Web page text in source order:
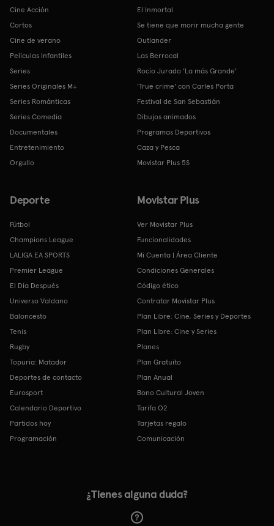
Cine Acción
Cortos
Cine de verano
Películas Infantiles
Series
Series Originales M+
Series Románticas
Series Comedia
Documentales
Entretenimiento
Orgullo
El Inmortal
Se tiene que morir mucha gente
Outlander
Las Berrocal
Rocío Jurado 'La más Grande'
'True crime' con Carles Porta
Festival de San Sebastián
Dibujos animados
Programas Deportivos
Caza y Pesca
Movistar Plus 5S
Deporte
Fútbol
Champions League
LALIGA EA SPORTS
Premier League
El Día Después
Universo Valdano
Baloncesto
Tenis
Rugby
Topuria: Matador
Deportes de contacto
Eurosport
Calendario Deportivo
Partidos hoy
Programación
Movistar Plus
Ver Movistar Plus
Funcionalidades
Mi Cuenta | Área Cliente
Condiciones Generales
Código ético
Contratar Movistar Plus
Plan Libre: Cine, Series y Deportes
Plan Libre: Cine y Series
Planes
Plan Gratuito
Plan Anual
Bono Cultural Joven
Tarifa O2
Tarjetas regalo
Comunicación
¿Tienes alguna duda?